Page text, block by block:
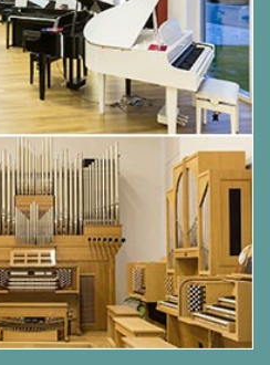
der Content Cantate 346:
Tastaturen (Velocity)
(x4)
programmierbar
Personal Control